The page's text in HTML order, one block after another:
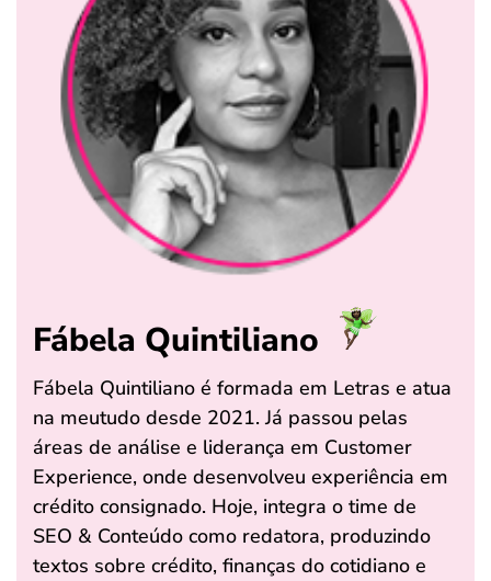
Fábela Quintiliano
Fábela Quintiliano é formada em Letras e atua
na meutudo desde 2021. Já passou pelas
áreas de análise e liderança em Customer
Experience, onde desenvolveu experiência em
crédito consignado. Hoje, integra o time de
SEO & Conteúdo como redatora, produzindo
textos sobre crédito, finanças do cotidiano e